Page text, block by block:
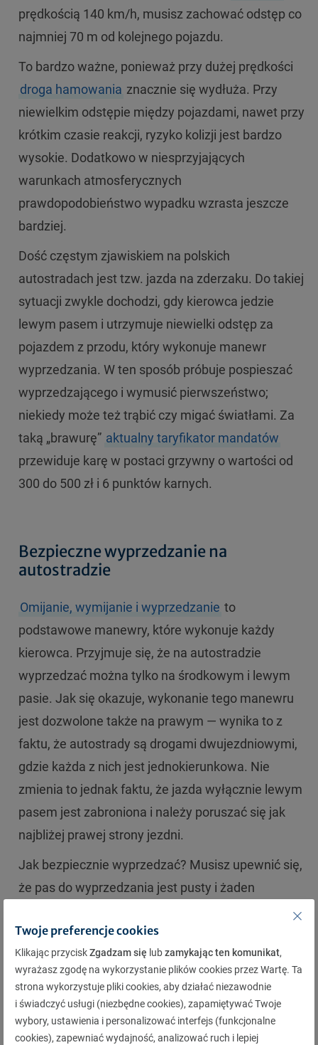
prędkością 140 km/h, musisz zachować odstęp co
najmniej 70 m od kolejnego pojazdu.
To bardzo ważne, ponieważ przy dużej prędkości
droga hamowania znacznie się wydłuża. Przy
niewielkim odstępie między pojazdami, nawet przy
krótkim czasie reakcji, ryzyko kolizji jest bardzo
wysokie. Dodatkowo w niesprzyjających
warunkach atmosferycznych
prawdopodobieństwo wypadku wzrasta jeszcze
bardziej.
Dość częstym zjawiskiem na polskich
autostradach jest tzw. jazda na zderzaku. Do takiej
sytuacji zwykle dochodzi, gdy kierowca jedzie
lewym pasem i utrzymuje niewielki odstęp za
pojazdem z przodu, który wykonuje manewr
wyprzedzania. W ten sposób próbuje pospieszać
wyprzedzającego i wymusić pierwszeństwo;
niekiedy może też trąbić czy migać światłami. Za
taką „brawurę” aktualny taryfikator mandatów
przewiduje karę w postaci grzywny o wartości od
300 do 500 zł i 6 punktów karnych.
Bezpieczne wyprzedzanie na
autostradzie
Omijanie, wymijanie i wyprzedzanie to
podstawowe manewry, które wykonuje każdy
kierowca. Przyjmuje się, że na autostradzie
wyprzedzać można tylko na środkowym i lewym
pasie. Jak się okazuje, wykonanie tego manewru
jest dozwolone także na prawym — wynika to z
faktu, że autostrady są drogami dwujezdniowymi,
gdzie każda z nich jest jednokierunkowa. Nie
zmienia to jednak faktu, że jazda wyłącznie lewym
pasem jest zabroniona i należy poruszać się jak
najbliżej prawej strony jezdni.
Jak bezpiecznie wyprzedzać? Musisz upewnić się,
że pas do wyprzedzania jest pusty i żaden
manewru. Oczywiście należy pamiętać o
stosowaniukierunkowskazówi zwiększeniu
prędkości na tyle, aby móc bezpiecznie (z
odpowiednim odstępem od innych uczestników
ruchu) i jak najszybciej wrócić na prawy pas.
Twoje preferencje cookies
Klikając przyciskZgadzam się lubzamykając ten komunikat,
wyrażasz zgodę na wykorzystanie plików cookies przez Wartę. Ta
strona wykorzystuje pliki cookies, aby działać niezawodnie
i świadczyć usługi (niezbędne cookies), zapamiętywać Twoje
wybory, ustawienia i personalizować interfejs (funkcjonalne
cookies), zapewniać wydajność, analizować ruch i lepiej